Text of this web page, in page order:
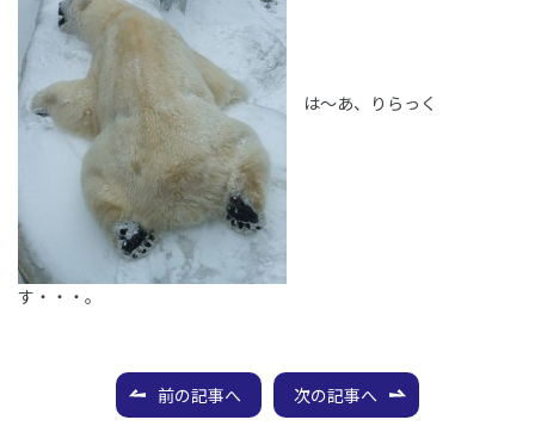
は～あ、りらっく
す・・・。
前の記事へ 次の記事へ